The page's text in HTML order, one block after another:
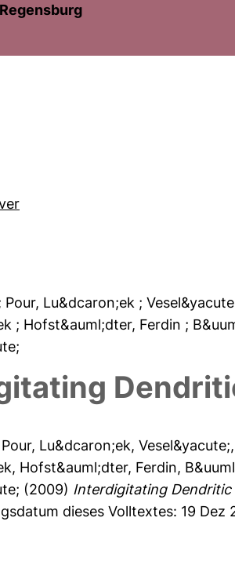
Pour, Lu&dcaron;ek ;
; Hofst&auml;dter, Ferdin ;
Pour, Lu&dcaron;ek,
, Hofst&auml;dter, Ferdin,
(2009) Interdigitating Dendritic
dieses Volltextes: 19 Dez